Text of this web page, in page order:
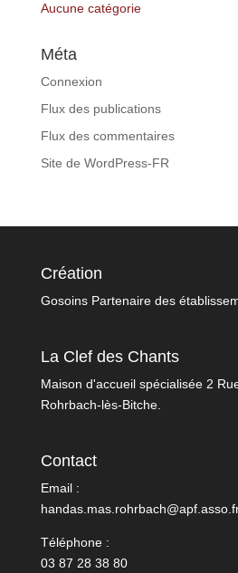
Aucune catégorie
Méta
Connexion
Flux des publications
Flux des commentaires
Site de WordPress-FR
Création
Gosoins Partenaire des
La Clef des Chants
Maison d'accueil spécialisée 2
Rohrbach-lès-Bitche.
Contact
Email :
Téléphone :
03 87 28 38 80